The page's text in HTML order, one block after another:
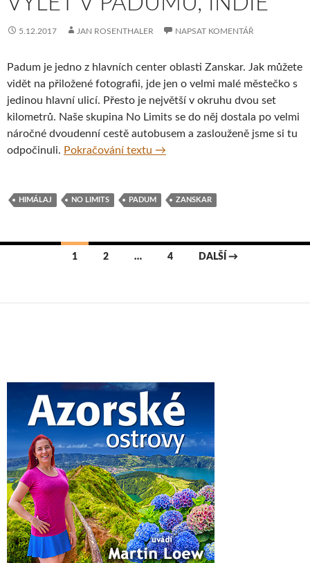
5.12.2017 JAN ROSENTHALER NAPSAT KOMENTÁŘ
Padum je jedno z hlavních center oblasti Zanskar. Jak můžete
vidět na přiložené fotografii, jde jen o velmi malé městečko s
jedinou hlavní ulicí. Přesto je největší v okruhu dvou set
kilometrů. Naše skupina No Limits se do něj dostala po velmi
náročné dvoudenní cestě autobusem a zaslouženě jsme si tu
odpočinuli. Pokračování textu Výlet v Padumu, Indie
→
HIMÁLAJ NO LIMITS PADUM ZANSKAR
Navigace
příspěvky
1 2 … 4 DALŠÍ →